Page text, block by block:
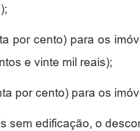
por cento) para os
e vinte mil reais);
por cento) para os
sem edificação, o